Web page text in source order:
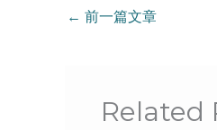
← 前一篇文章
Related